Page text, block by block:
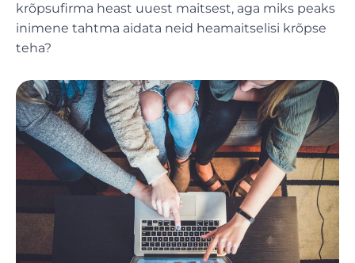
krõpsufirma heast uuest maitsest, aga miks peaks
inimene tahtma aidata neid heamaitselisi krõpse
teha?